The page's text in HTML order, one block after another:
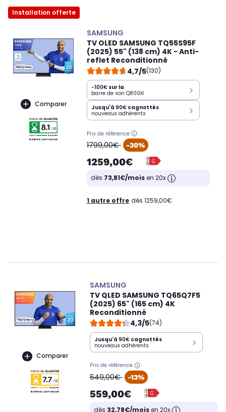
Installation offerte
Comparer
SAMSUNG
TV OLED SAMSUNG TQ55S95F
(2025) 55" (138 cm) 4K - Anti-
reflet Reconditionné
4,7/5(130)
-100€ sur la
barre de son Q800H
Jusqu'à 90€ cagnottés
nouveaux adhérents
Prix de référence
oldPrice
1799,00€ -30%
1259,00€
dès 73,81€/moisen 20x
1 autre offre dès 1259,00€
Comparer
SAMSUNG
TV QLED SAMSUNG TQ65Q7F5
(2025) 65" (165 cm) 4K
Reconditionné
4,3/5(74)
Jusqu'à 90€ cagnottés
nouveaux adhérents
Prix de référence
oldPrice
649,00€ -13%
559,00€
dès 32,78€/moisen 20x